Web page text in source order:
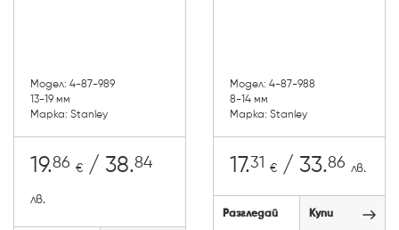
Модел: 4-87-989
13-19 мм
Марка: Stanley
19.86 € / 38.84
лв.
Модел: 4-87-988
8-14 мм
Марка: Stanley
17.31 € / 33.86 лв.
Разгледай Купи